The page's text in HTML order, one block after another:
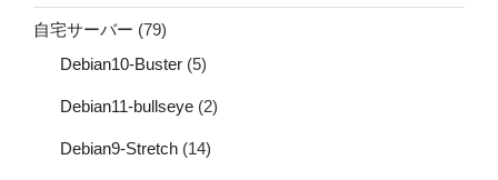
自宅サーバー (79)
Debian10-Buster (5)
Debian11-bullseye (2)
Debian9-Stretch (14)